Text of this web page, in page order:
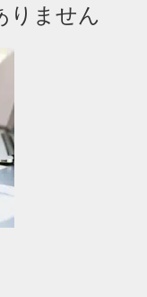
りません